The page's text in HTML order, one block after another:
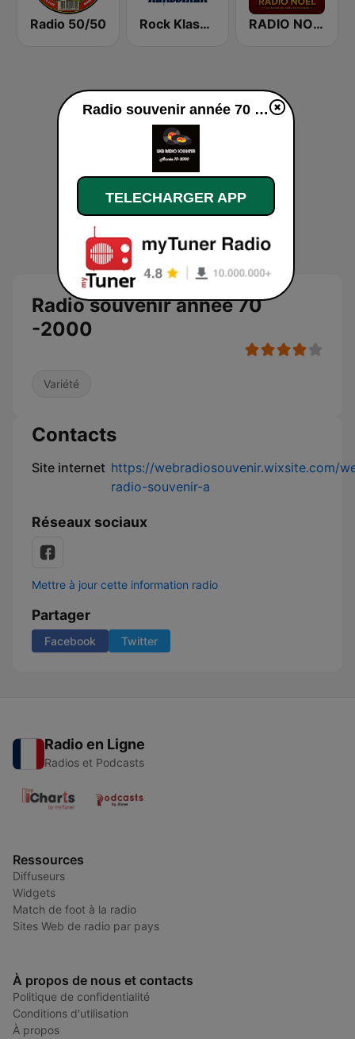
Radio 50/50 Rock Klassiker RADIO NOEL
Radio souvenir année 70
-2000
Variété
Contacts
Site internet https://webradiosouvenir.wixsite.com/
radio-souvenir-a
Réseaux sociaux
Mettre à jour cette information radio
Partager
Facebook Twitter
Radio en Ligne
Radios et Podcasts
Ressources
Diffuseurs
Widgets
Match de foot à la radio
Sites Web de radio par pays
À propos de nous et contacts
Politique de confidentialité
Conditions d'utilisation
À propos
Radio souvenir année 70 -2000 en ligne
TELECHARGER APP